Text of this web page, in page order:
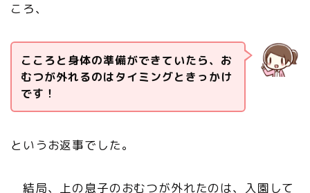
ころ、
こころと身体の準備ができていたら、お
むつが外れるのはタイミングときっかけ
です！
というお返事でした。
結局、上の息子のおむつが外れたのは、入園して